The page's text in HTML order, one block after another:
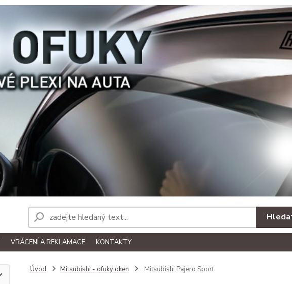
VRÁCENÍ A REKLAMACE KONTAKTY
Úvod Mitsubishi - ofuky oken Mitsubishi Pajero Sport